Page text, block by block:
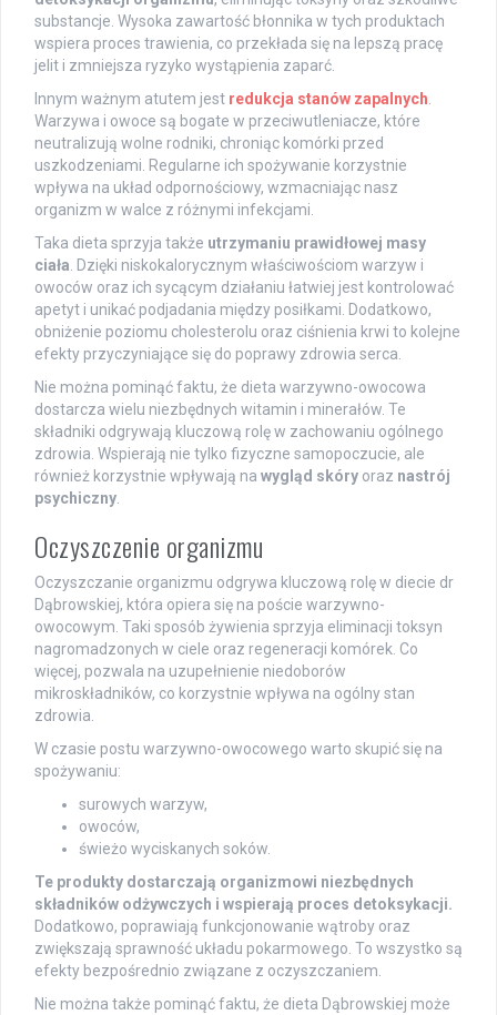
substancje. Wysoka zawartość błonnika w tych produktach
wspiera proces trawienia, co przekłada się na lepszą pracę
jelit i zmniejsza ryzyko wystąpienia zaparć.
Innym ważnym atutem jest redukcja stanów zapalnych
Warzywa i owoce są bogate w przeciwutleniacze, które
neutralizują wolne rodniki, chroniąc komórki przed
uszkodzeniami. Regularne ich spożywanie korzystnie
wpływa na układ odpornościowy, wzmacniając nasz
organizm w walce z różnymi infekcjami.
Taka dieta sprzyja także utrzymaniu prawidłowej masy
ciała . Dzięki niskokalorycznym właściwościom warzyw i
owoców oraz ich sycącym działaniu łatwiej jest kontrolować
apetyt i unikać podjadania między posiłkami. Dodatkowo,
obniżenie poziomu cholesterolu oraz ciśnienia krwi to kolejne
efekty przyczyniające się do poprawy zdrowia serca.
Nie można pominąć faktu, że dieta warzywno-owocowa
dostarcza wielu niezbędnych witamin i minerałów. Te
składniki odgrywają kluczową rolę w zachowaniu ogólnego
zdrowia. Wspierają nie tylko fizyczne samopoczucie, ale
również korzystnie wpływają na wygląd skóry oraz nastrój
psychiczny
Oczyszczenie organizmu
Oczyszczanie organizmu odgrywa kluczową rolę w diecie dr
Dąbrowskiej, która opiera się na poście warzywno-
owocowym. Taki sposób żywienia sprzyja eliminacji toksyn
nagromadzonych w ciele oraz regeneracji komórek. Co
więcej, pozwala na uzupełnienie niedoborów
mikroskładników, co korzystnie wpływa na ogólny stan
zdrowia.
W czasie postu warzywno-owocowego warto skupić się na
spożywaniu:
surowych warzyw,
owoców,
świeżo wyciskanych soków.
Te produkty dostarczają organizmowi niezbędnych
składników odżywczych i wspierają proces detoksykacji.
Dodatkowo, poprawiają funkcjonowanie wątroby oraz
zwiększają sprawność układu pokarmowego. To wszystko są
efekty bezpośrednio związane z oczyszczaniem.
Nie można także pominąć faktu, że dieta Dąbrowskiej może